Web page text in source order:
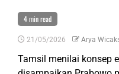
4 min read
21/05/2026 Arya
Tamsil menilai konsep